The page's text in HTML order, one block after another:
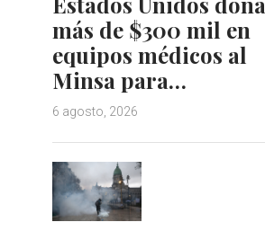
más de $300 mil en
equipos médicos al
Minsa para…
6 agosto, 2026